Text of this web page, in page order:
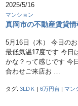
2025/5/16
マンション
真岡市の不動産賃貸
5月16日（木） 今日の
最低気温17度です 今日
かな？って感じです 今
合わせご来店お …
タグ:3LDＫ |6万円台 | マン